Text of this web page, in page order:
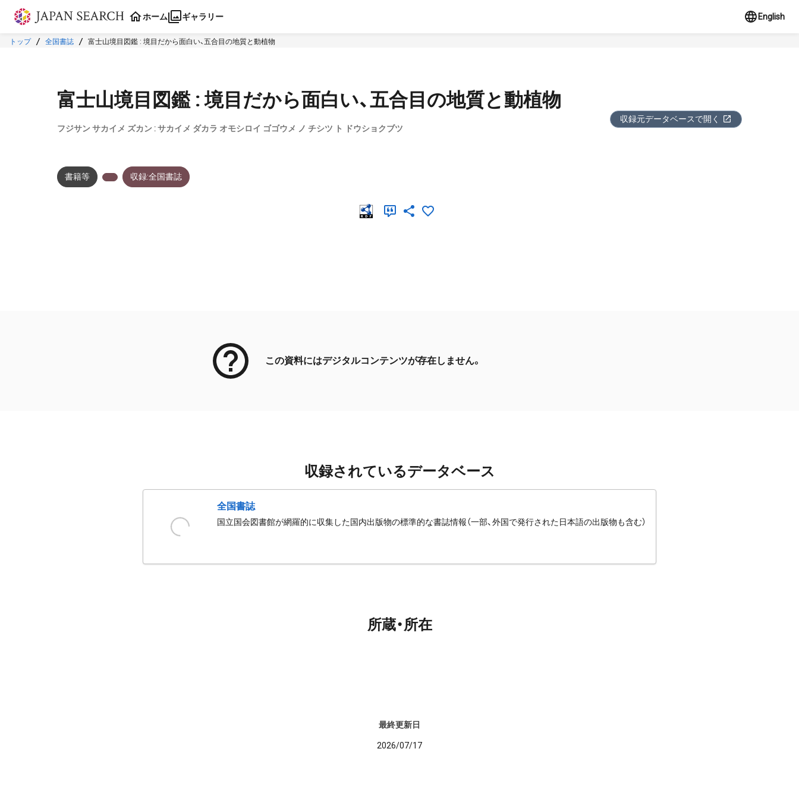
本文に飛ぶ
ホーム ギャラリー English
トップ 全国書誌 富士山境目図鑑 : 境目だから面白い、五合目の地質と動植物
富士山境目図鑑 : 境目だから面白い、五合目の地質と動植物
フジサン サカイメ ズカン : サカイメ ダカラ オモシロイ ゴゴウメ ノ チシツ ト ドウショクブツ
収録元データベースで開く
書籍等 収録:全国書誌
この資料にはデジタルコンテンツが存在しません。
収録されているデータベース
全国書誌
国立国会図書館が網羅的に収集した国内出版物の標準的な書誌情報（一部、外国で発行された日本語の出版物も含む）
所蔵・所在
最終更新日
2026/07/17